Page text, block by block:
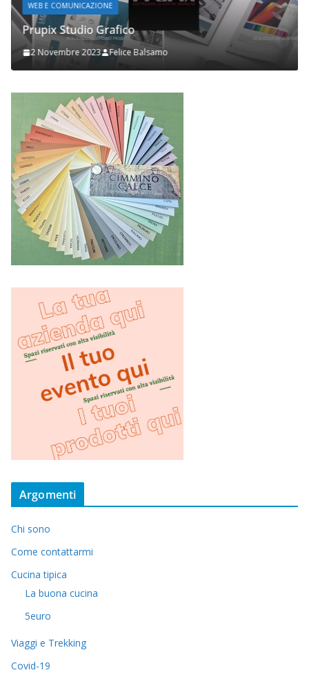
WEB E COMUNICAZIONE
Prupix Studio Grafico
2 Novembre 2023 Felice Balsamo
Argomenti
Chi sono
Come contattarmi
Cucina tipica
La buona cucina
5euro
Viaggi e Trekking
Covid-19